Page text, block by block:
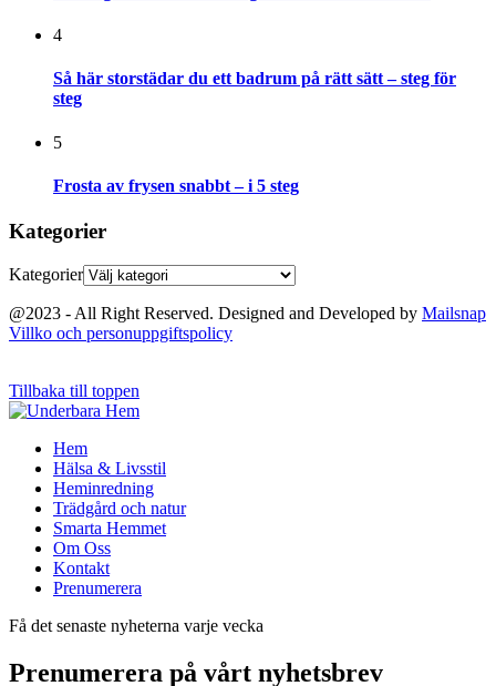
4
Så här storstädar du ett badrum på rätt sätt – steg för
steg
5
Frosta av frysen snabbt – i 5 steg
Kategorier
Kategorier
@2023 - All Right Reserved. Designed and Developed by Mailsnap
Villko och personuppgiftspolicy
Tillbaka till toppen
Hem
Hälsa & Livsstil
Heminredning
Trädgård och natur
Smarta Hemmet
Om Oss
Kontakt
Prenumerera
Få det senaste nyheterna varje vecka
Prenumerera på vårt nyhetsbrev